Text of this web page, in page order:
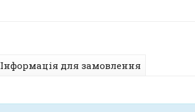
Інформація для замовлення